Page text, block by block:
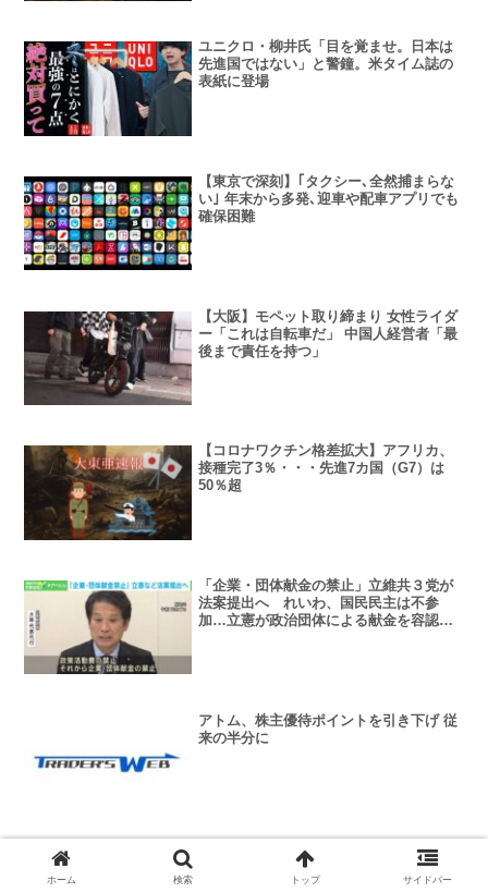
ユニクロ・柳井氏「目を覚ませ。日本は
先進国ではない」と警鐘。米タイム誌の
表紙に登場
【東京で深刻】｢タクシー､全然捕まらな
い｣ 年末から多発､迎車や配車アプリでも
確保困難
【大阪】モペット取り締まり 女性ライダ
ー「これは自転車だ」 中国人経営者「最
後まで責任を持つ」
【コロナワクチン格差拡大】アフリカ、
接種完了3％・・・先進7カ国（G7）は
50％超
「企業・団体献金の禁止」立維共３党が
法案提出へ れいわ、国民民主は不参
加…立憲が政治団体による献金を容認し
アトム、株主優待ポイントを引き下げ 従
来の半分に
【北海道】大量の使用済みティッシュを
警察署の入口に捨てる…50歳の男を逮捕
「警察に腹を立ててやった」 函館市
ホーム 検索 トップ サイドバー